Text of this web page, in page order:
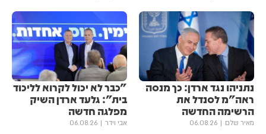
נתניהו נגד ארדן: כך מנסה
ראה"מ לסנדל את
הרשימה החדשה
מאיר שלם 06.08.26
"כבר לא יכול לקרוא לליכוד
בית": גלעד ארדן השיק
מפלגה חדשה
אבי וידר 06.08.26